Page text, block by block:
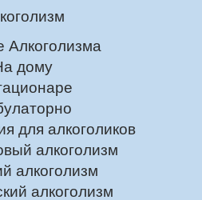
Алкоголизма
дому
для алкоголиков
алкоголизм
алкоголизм
алкоголизм